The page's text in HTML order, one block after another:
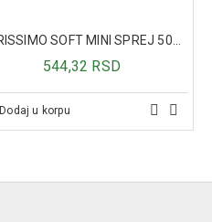
544,32 RSD
Dodaj u korpu